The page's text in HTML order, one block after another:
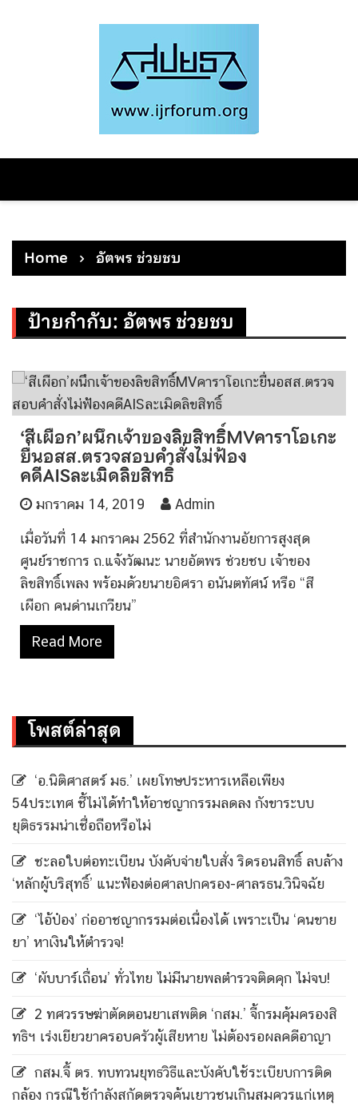
Home อัตพร ช่วยชบ
ป้ายกำกับ: อัตพร ช่วยชบ
‘สีเผือก’ผนึกเจ้าของลิขสิทธิ์MVคาราโอเกะ
ยื่นอสส.ตรวจสอบคำสั่งไม่ฟ้อง
คดีAISละเมิดลิขสิทธิ์
มกราคม 14, 2019 Admin
เมื่อวันที่ 14 มกราคม 2562 ที่สำนักงานอัยการสูงสุด
ศูนย์ราชการ ถ.แจ้งวัฒนะ นายอัตพร ช่วยชบ เจ้าของ
ลิขสิทธิ์เพลง พร้อมด้วยนายอิศรา อนันตทัศน์ หรือ “สี
เผือก คนด่านเกวียน”
Read More
โพสต์ล่าสุด
‘อ.นิติศาสตร์ มธ.’ เผยโทษประหารเหลือเพียง
54ประเทศ ชี้ไม่ได้ทำให้อาชญากรรมลดลง กังขาระบบ
ยุติธรรมน่าเชื่อถือหรือไม่
ชะลอใบต่อทะเบียน บังคับจ่ายใบสั่ง ริดรอนสิทธิ์ ลบล้าง
‘หลักผู้บริสุทธิ์’ แนะฟ้องต่อศาลปกครอง-ศาลรธน.วินิจฉัย
‘ไอ้ป๋อง’ ก่ออาชญากรรมต่อเนื่องได้ เพราะเป็น ‘คนขาย
ยา’ หาเงินให้ตำรวจ!
‘ผับบาร์เถื่อน’ ทั่วไทย ไม่มีนายพลตำรวจติดคุก ไม่จบ!
2 ทศวรรษฆ่าตัดตอนยาเสพติด ‘กสม.’ จี้กรมคุ้มครองสิ
ทธิฯ เร่งเยียวยาครอบครัวผู้เสียหาย ไม่ต้องรอผลคดีอาญา
กสม.จี้ ตร. ทบทวนยุทธวิธีและบังคับใช้ระเบียบการติด
กล้อง กรณีใช้กำลังสกัดตรวจค้นเยาวชนเกินสมควรแก่เหตุ